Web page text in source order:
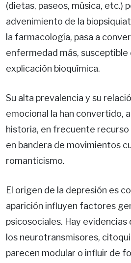
(dietas, paseos, música, etc.)
advenimiento de la
la farmacología, pasa a
enfermedad más,
explicación bioquímica.
Su alta prevalencia y su
emocional la han convertido,
historia, en frecuente
en bandera de movimientos
romanticismo.
El origen de la depresión es
aparición influyen factores
psicosociales. Hay
los neurotransmisores,
parecen modular o influir de